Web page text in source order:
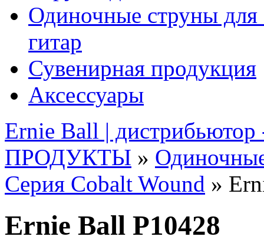
Одиночные струны для
гитар
Сувенирная продукция
Аксессуары
Ernie Ball | дистрибьютор
ПРОДУКТЫ »
Серия Cobalt Wound »
Ernie Ball P10428